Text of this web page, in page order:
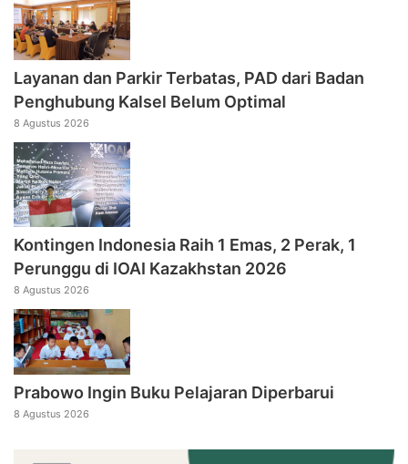
Layanan dan Parkir Terbatas, PAD dari Badan
Penghubung Kalsel Belum Optimal
8 Agustus 2026
Kontingen Indonesia Raih 1 Emas, 2 Perak, 1
Perunggu di IOAI Kazakhstan 2026
8 Agustus 2026
Prabowo Ingin Buku Pelajaran Diperbarui
8 Agustus 2026